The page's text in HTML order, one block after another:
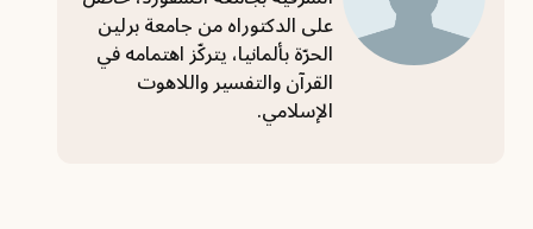
على الدكتوراه من جامعة برلين
الحرّة بألمانيا، يتركّز اهتمامه في
القرآن والتفسير واللاهوت
الإسلامي.